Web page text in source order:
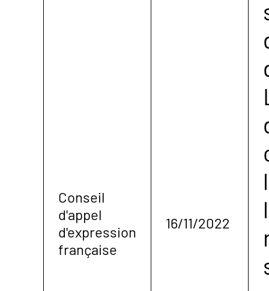
Conseil
d'appel
d'expression
française
16/11/2022